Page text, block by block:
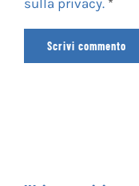
sulla privacy.